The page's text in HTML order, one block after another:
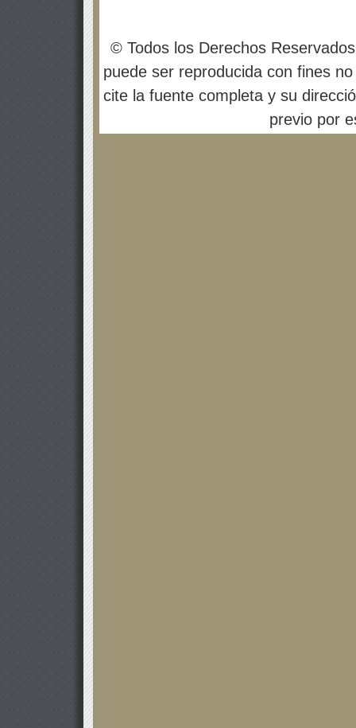
© Todos los Derechos
puede ser reproducida con fines
cite la fuente completa y su
previo por